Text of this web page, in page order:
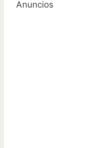
Anuncios